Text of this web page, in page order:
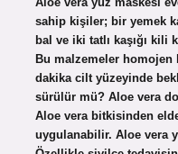
sahip kişiler; bir yemek
bal ve iki tatlı kaşığı kili
Bu malzemeler homojen
dakika cilt yüzeyinde
sürülür mü? Aloe vera
Aloe vera bitkisinden
uygulanabilir. Aloe vera